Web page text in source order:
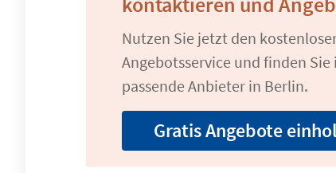
Nutzen Sie jetzt den
Angebotsservice und finden
passende Anbieter in Berlin.
Gratis Angebote